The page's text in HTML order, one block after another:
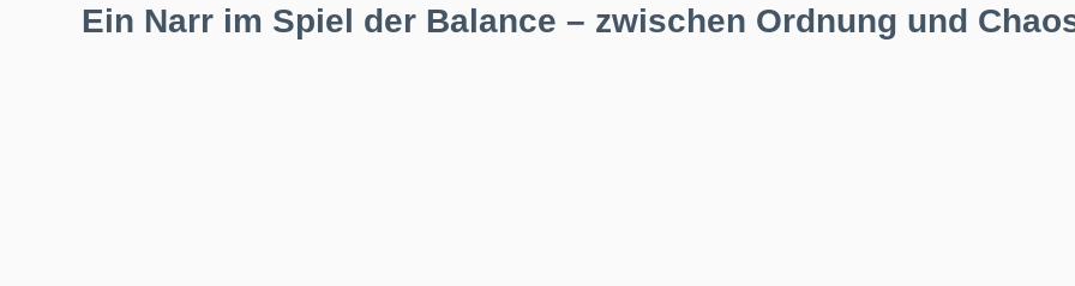
Ein Narr im Spiel der Balance – zwischen Ordnung und